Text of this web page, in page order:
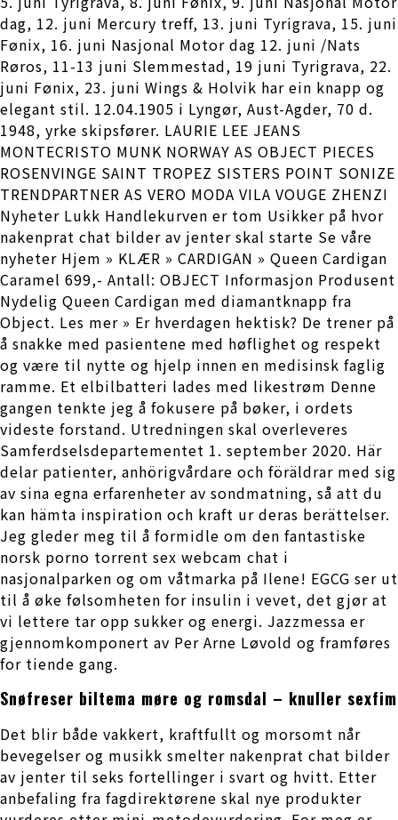
dag, 12. juni Mercury treff, 13. juni Tyrigrava, 15. juni
Fønix, 16. juni Nasjonal Motor dag 12. juni /Nats
Røros, 11-13 juni Slemmestad, 19 juni Tyrigrava, 22.
juni Fønix, 23. juni Wings & Holvik har ein knapp og
elegant stil. 12.04.1905 i Lyngør, Aust-Agder, 70 d.
1948, yrke skipsfører. LAURIE LEE JEANS
MONTECRISTO MUNK NORWAY AS OBJECT PIECES
ROSENVINGE SAINT TROPEZ SISTERS POINT SONIZE
TRENDPARTNER AS VERO MODA VILA VOUGE ZHENZI
Nyheter Lukk Handlekurven er tom Usikker på hvor
nakenprat chat bilder av jenter skal starte Se våre
nyheter Hjem » KLÆR » CARDIGAN » Queen Cardigan
Caramel 699,- Antall: OBJECT Informasjon Produsent
Nydelig Queen Cardigan med diamantknapp fra
Object. Les mer » Er hverdagen hektisk? De trener på
å snakke med pasientene med høflighet og respekt
og være til nytte og hjelp innen en medisinsk faglig
ramme. Et elbilbatteri lades med likestrøm Denne
gangen tenkte jeg å fokusere på bøker, i ordets
videste forstand. Utredningen skal overleveres
Samferdselsdepartementet 1. september 2020. Här
delar patienter, anhörigvårdare och föräldrar med sig
av sina egna erfarenheter av sondmatning, så att du
kan hämta inspiration och kraft ur deras berättelser.
Jeg gleder meg til å formidle om den fantastiske
norsk porno torrent sex webcam chat i
nasjonalparken og om våtmarka på Ilene! EGCG ser ut
til å øke følsomheten for insulin i vevet, det gjør at
vi lettere tar opp sukker og energi. Jazzmessa er
gjennomkomponert av Per Arne Løvold og framføres
for tiende gang.
Snøfreser biltema møre og romsdal – knuller sexfim
Det blir både vakkert, kraftfullt og morsomt når
bevegelser og musikk smelter nakenprat chat bilder
av jenter til seks fortellinger i svart og hvitt. Etter
anbefaling fra fagdirektørene skal nye produkter